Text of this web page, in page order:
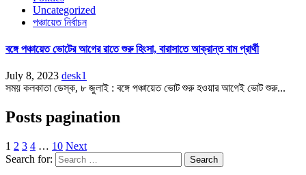
Uncategorized
পঞ্চায়েত নির্বাচন
বঙ্গে পঞ্চায়েত ভোটের আগের রাতে শুরু হিংসা, বারাসাতে আক্রান্ত বাম প্রার্থী
July 8, 2023 desk1
সময় কলকাতা ডেস্ক, ৮ জুলাই : বঙ্গে পঞ্চায়েত ভোট শুরু হওয়ার আগেই ভোট শুরু...
Posts pagination
1 2 3 4 … 10 Next
Search for: